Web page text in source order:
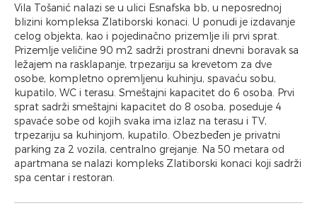
Vila Tošanić nalazi se u ulici Esnafska bb, u neposrednoj
blizini kompleksa Zlatiborski konaci. U ponudi je izdavanje
celog objekta, kao i pojedinačno prizemlje ili prvi sprat.
Prizemlje veličine 90 m2 sadrži prostrani dnevni boravak sa
ležajem na rasklapanje, trpezariju sa krevetom za dve
osobe, kompletno opremljenu kuhinju, spavaću sobu,
kupatilo, WC i terasu. Smeštajni kapacitet do 6 osoba. Prvi
sprat sadrži smeštajni kapacitet do 8 osoba, poseduje 4
spavaće sobe od kojih svaka ima izlaz na terasu i TV,
trpezariju sa kuhinjom, kupatilo. Obezbeđen je privatni
parking za 2 vozila, centralno grejanje. Na 50 metara od
apartmana se nalazi kompleks Zlatiborski konaci koji sadrži
spa centar i restoran.